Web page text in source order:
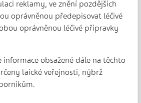
reklamy, ve znění pozdějších
oprávněnou předepisovat léčivé
oprávněnou léčivé přípravky
informace obsažené dále na těchto
laické veřejnosti, nýbrž